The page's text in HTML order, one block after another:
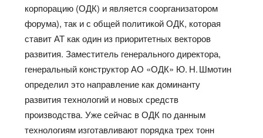
корпорацию (ОДК) и является соорганизатором
форума), так и с общей политикой ОДК, которая
ставит АТ как один из приоритетных векторов
развития. Заместитель генерального директора,
генеральный конструктор АО «ОДК» Ю. Н. Шмотин
определил это направление как доминанту
развития технологий и новых средств
производства. Уже сейчас в ОДК по данным
технологиям изготавливают порядка трех тонн